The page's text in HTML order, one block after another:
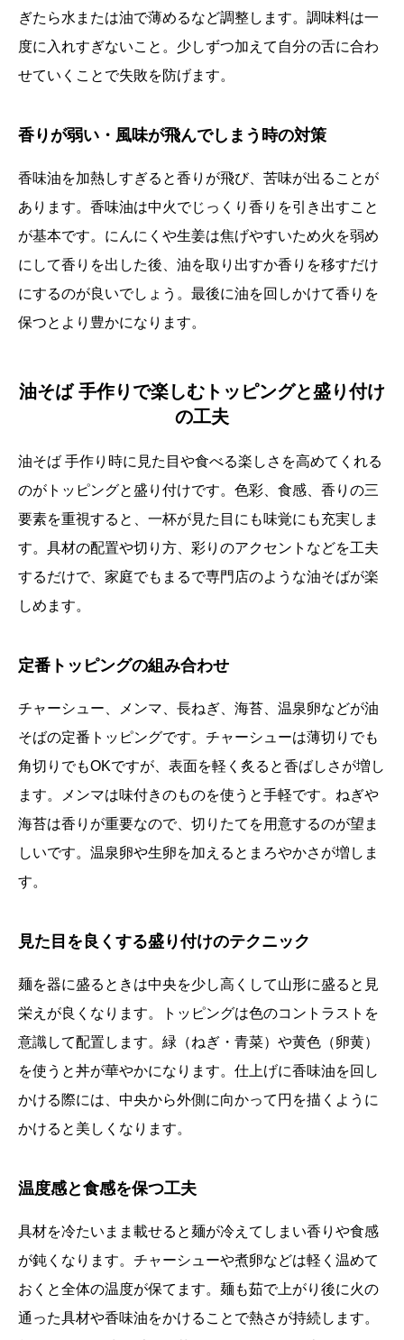
ぎたら水または油で薄めるなど調整します。調味料は一
度に入れすぎないこと。少しずつ加えて自分の舌に合わ
せていくことで失敗を防げます。
香りが弱い・風味が飛んでしまう時の対策
香味油を加熱しすぎると香りが飛び、苦味が出ることが
あります。香味油は中火でじっくり香りを引き出すこと
が基本です。にんにくや生姜は焦げやすいため火を弱め
にして香りを出した後、油を取り出すか香りを移すだけ
にするのが良いでしょう。最後に油を回しかけて香りを
保つとより豊かになります。
油そば 手作りで楽しむトッピングと盛り付け
の工夫
油そば 手作り時に見た目や食べる楽しさを高めてくれる
のがトッピングと盛り付けです。色彩、食感、香りの三
要素を重視すると、一杯が見た目にも味覚にも充実しま
す。具材の配置や切り方、彩りのアクセントなどを工夫
するだけで、家庭でもまるで専門店のような油そばが楽
しめます。
定番トッピングの組み合わせ
チャーシュー、メンマ、長ねぎ、海苔、温泉卵などが油
そばの定番トッピングです。チャーシューは薄切りでも
角切りでもOKですが、表面を軽く炙ると香ばしさが増し
ます。メンマは味付きのものを使うと手軽です。ねぎや
海苔は香りが重要なので、切りたてを用意するのが望ま
しいです。温泉卵や生卵を加えるとまろやかさが増しま
す。
見た目を良くする盛り付けのテクニック
麺を器に盛るときは中央を少し高くして山形に盛ると見
栄えが良くなります。トッピングは色のコントラストを
意識して配置します。緑（ねぎ・青菜）や黄色（卵黄）
を使うと丼が華やかになります。仕上げに香味油を回し
かける際には、中央から外側に向かって円を描くように
かけると美しくなります。
温度感と食感を保つ工夫
具材を冷たいまま載せると麺が冷えてしまい香りや食感
が鈍くなります。チャーシューや煮卵などは軽く温めて
おくと全体の温度が保てます。麺も茹で上がり後に火の
通った具材や香味油をかけることで熱さが持続します。